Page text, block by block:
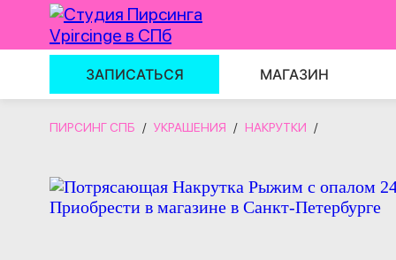
ЗАПИСАТЬСЯ МАГАЗИН
ПИРСИНГ СПБ / УКРАШЕНИЯ / НАКРУТКИ /